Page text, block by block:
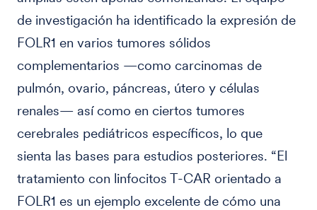
de investigación ha identificado la expresión de
FOLR1 en varios tumores sólidos
complementarios —como carcinomas de
pulmón, ovario, páncreas, útero y células
renales— así como en ciertos tumores
cerebrales pediátricos específicos, lo que
sienta las bases para estudios posteriores. “El
tratamiento con linfocitos T-CAR orientado a
FOLR1 es un ejemplo excelente de cómo una